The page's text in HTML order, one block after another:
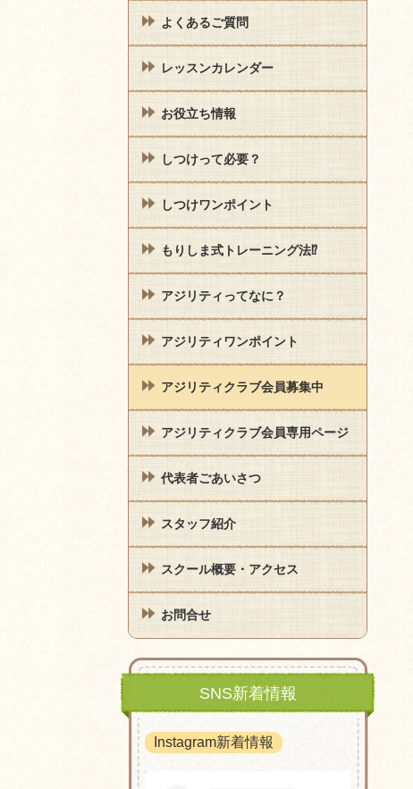
よくあるご質問
レッスンカレンダー
お役立ち情報
しつけって必要？
しつけワンポイント
もりしま式トレーニング法⁉
アジリティってなに？
アジリティワンポイント
アジリティクラブ会員募集中
アジリティクラブ会員専用ページ
代表者ごあいさつ
スタッフ紹介
スクール概要・アクセス
お問合せ
SNS新着情報
Instagram新着情報